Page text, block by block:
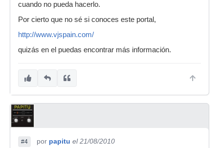
cuando no pueda hacerlo.
Por cierto que no sé si conoces este portal,
http://www.vjspain.com/
quizás en el puedas encontrar más información.
#4 por papitu el 21/08/2010